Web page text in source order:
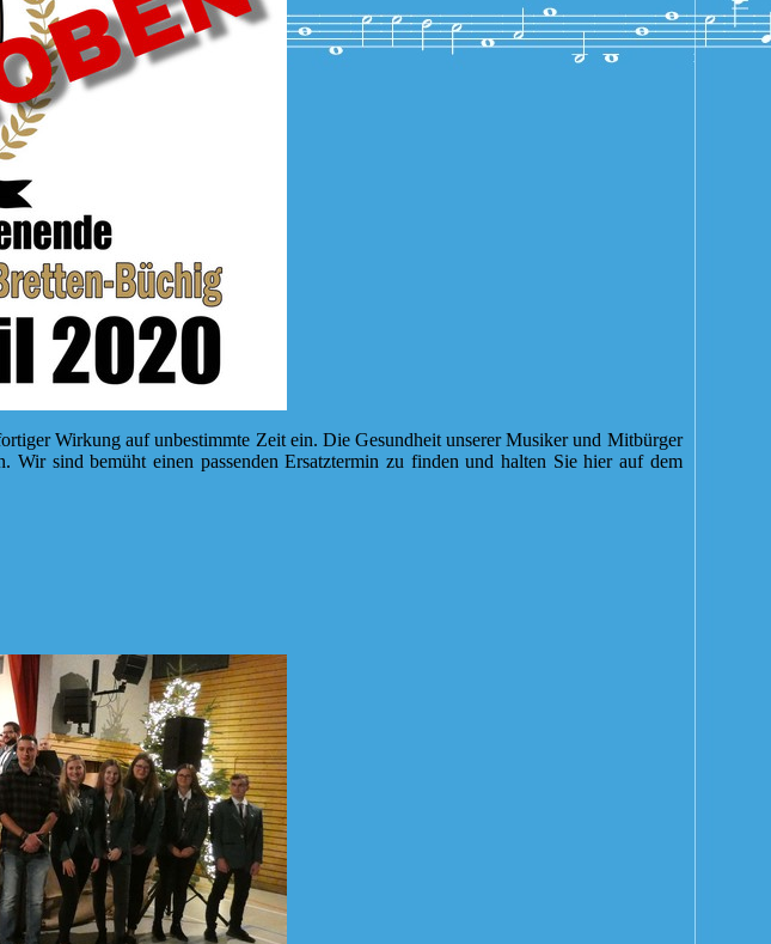
Wirkung auf unbestimmte Zeit ein. Die Gesundheit unserer Musiker und Mitbürger
Wir sind bemüht einen passenden Ersatztermin zu finden und halten Sie hier auf dem